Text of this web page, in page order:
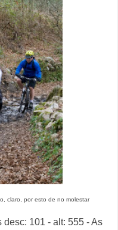
claro, por esto de no molestar
desc: 101 - alt: 555 - As